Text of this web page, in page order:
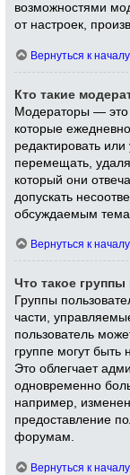
возможностями
от настроек,
Вернуться к началу
Кто такие
Модераторы — это
которые
редактировать
перемещать,
который они
допускать
обсуждаемым
Вернуться к началу
Что такое
Группы
части,
пользователь
группе могут быть
Это облегчает
одновременно
например,
предоставление
форумам.
Вернуться к началу